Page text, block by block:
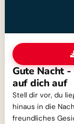
Gute Nacht
auf dich auf
Stell dir vor, du
hinaus in die
freundliches